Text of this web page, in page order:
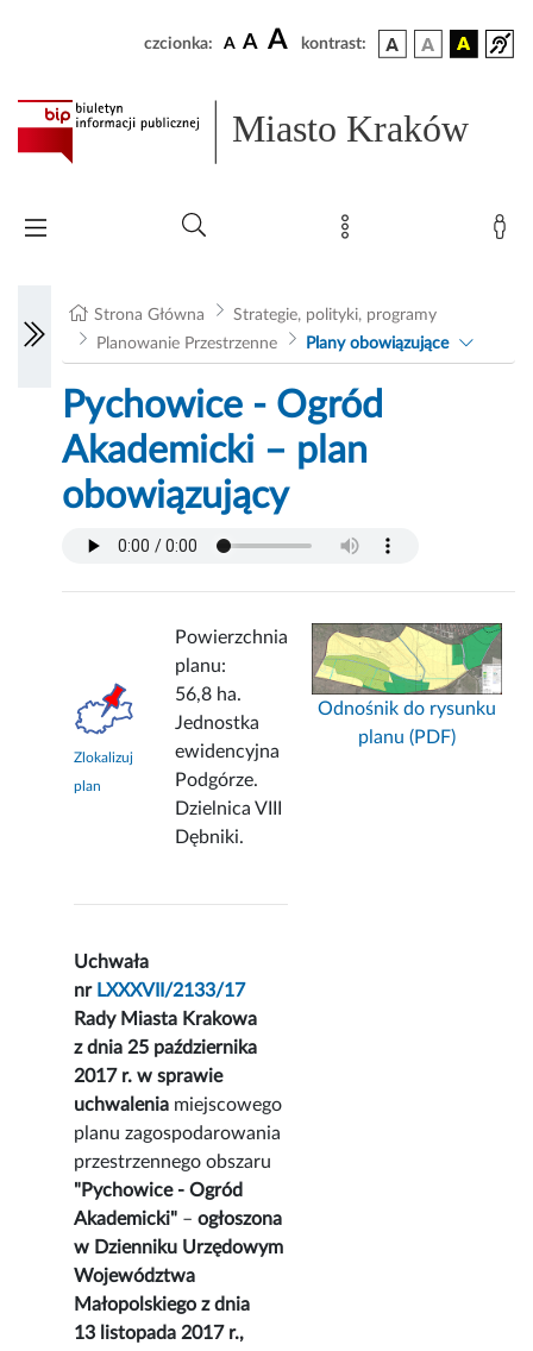
czcionka: A A A kontrast:
Miasto Kraków
Strona Główna
Strategie, polityki, programy
Planowanie Przestrzenne
Plany obowiązujące
Pychowice - Ogród
Akademicki – plan
obowiązujący
Zlokalizuj
plan
Powierzchnia
planu:
56,8 ha.
Jednostka
ewidencyjna
Podgórze.
Dzielnica VIII
Dębniki.
Uchwała
nr LXXXVII/2133/17
Rady Miasta Krakowa
z dnia 25 października
2017 r. w sprawie
uchwalenia miejscowego
planu zagospodarowania
przestrzennego obszaru
"Pychowice - Ogród
Akademicki" –ogłoszona
w Dzienniku Urzędowym
Województwa
Małopolskiego z dnia
13 listopada 2017 r.,
Odnośnik do rysunku
planu (PDF)